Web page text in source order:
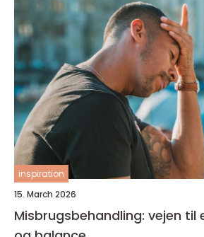
inspiration
15. March 2026
Misbrugsbehandling: vejen til